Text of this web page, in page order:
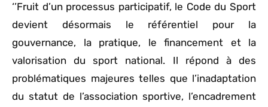
‘’Fruit d’un processus participatif, le Code du Sport
devient désormais le référentiel pour la
gouvernance, la pratique, le financement et la
valorisation du sport national. Il répond à des
problématiques majeures telles que l’inadaptation
du statut de l’association sportive, l’encadrement